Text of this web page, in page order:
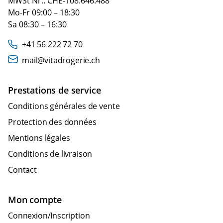
Mo-Fr 09:00 – 18:30
Sa 08:30 – 16:30
+41 56 222 72 70
mail@vitadrogerie.ch
Prestations de service
Conditions générales de vente
Protection des données
Mentions légales
Conditions de livraison
Contact
Mon compte
Connexion/Inscription